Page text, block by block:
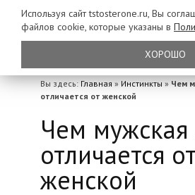
Вы здесь: Главная » Инстинкты » Чем
отличается от женской
Чем
отличается от
женской
Используя сайт tstosterone.ru, Вы
файлов cookie, которые указаны в
ХОРОШО